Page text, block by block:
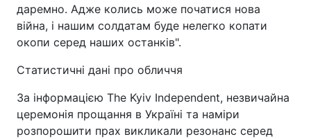
даремно. Адже колись може початися нова
війна, і нашим солдатам буде нелегко копати
окопи серед наших останків".
Статистичні дані про обличчя
За інформацією The Kyiv Independent, незвичайна
церемонія прощання в Україні та наміри
розпорошити прах викликали резонанс серед